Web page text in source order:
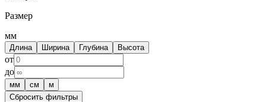
Размер
мм
Длина Ширина Глубина Высота
от
до
мм см
м
Сбросить фильтры